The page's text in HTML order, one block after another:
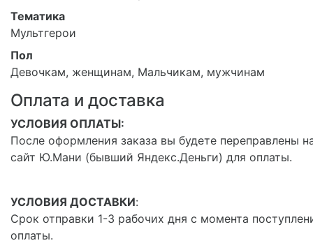
Тематика
Мультгерои
Пол
Девочкам, женщинам, Мальчикам, мужчинам
Оплата и доставка
УСЛОВИЯ ОПЛАТЫ:
После оформления заказа вы будете переправлены
сайт Ю.Мани (бывший Яндекс.Деньги) для оплаты.
УСЛОВИЯ ДОСТАВКИ:
Срок отправки 1-3 рабочих дня с момента
оплаты.